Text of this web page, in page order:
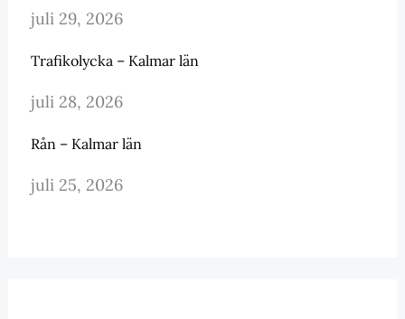
juli 29, 2026
Trafikolycka – Kalmar län
juli 28, 2026
Rån – Kalmar län
juli 25, 2026